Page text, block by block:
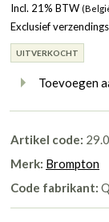
Incl. 21% BTW
Exclusief
UITVERKOCHT
Toevoegen
Artikel code:
Merk: Brompton
Code fabrikant: